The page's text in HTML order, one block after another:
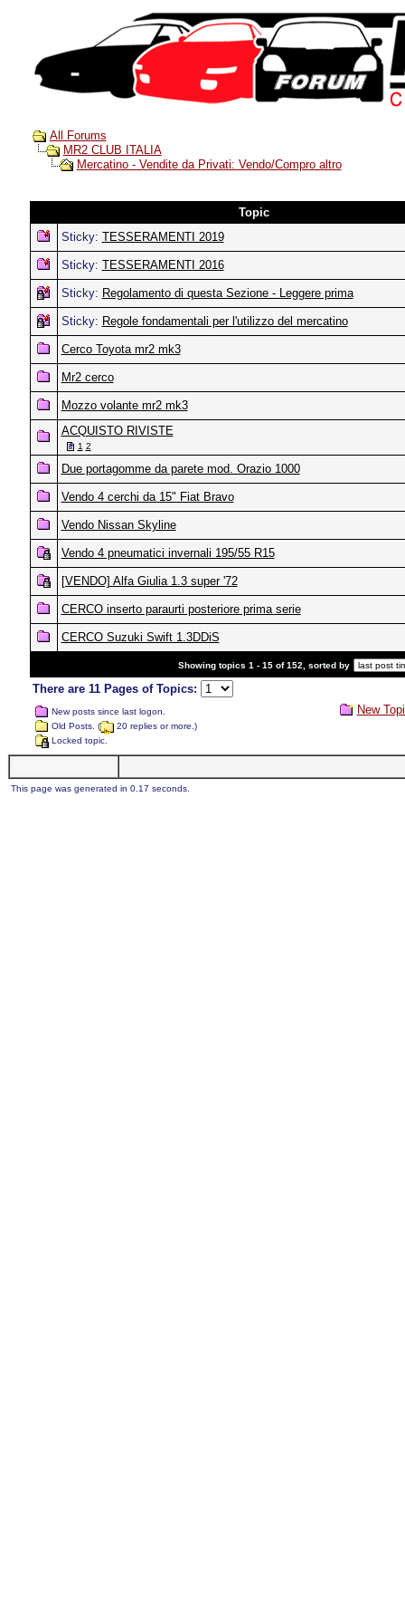
All Forums
MR2 CLUB ITALIA
Mercatino - Vendite da Privati: Vendo/Compro altro
Topic
Sticky: TESSERAMENTI 2019
Sticky: TESSERAMENTI 2016
Sticky: Regolamento di questa Sezione - Leggere prima
Sticky: Regole fondamentali per l'utilizzo del mercatino
Cerco Toyota mr2 mk3
Mr2 cerco
Mozzo volante mr2 mk3
ACQUISTO RIVISTE
1 2
Due portagomme da parete mod. Orazio 1000
Vendo 4 cerchi da 15" Fiat Bravo
Vendo Nissan Skyline
Vendo 4 pneumatici invernali 195/55 R15
[VENDO] Alfa Giulia 1.3 super '72
CERCO inserto paraurti posteriore prima serie
CERCO Suzuki Swift 1.3DDiS
Showing topics 1 - 15 of 152, sorted by
There are 11 Pages of Topics:
New posts since last logon.
Old Posts. (
20 replies or more.)
Locked topic.
New
This page was generated in 0.17 seconds.